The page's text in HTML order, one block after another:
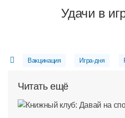
Удачи в
Вакцинация Игра-дня
Читать ещё